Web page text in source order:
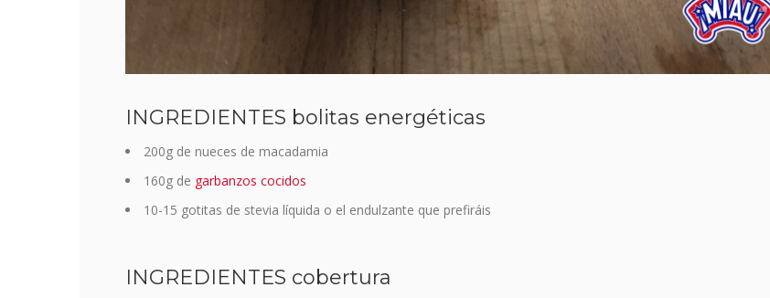
INGREDIENTES bolitas energéticas
200g de nueces de macadamia
160g de garbanzos cocidos
10-15 gotitas de stevia líquida o el endulzante que prefiráis
INGREDIENTES cobertura